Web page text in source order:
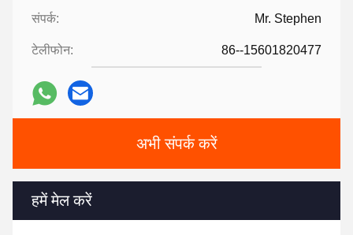
संपर्क: Mr. Stephen
टेलीफोन: 86--15601820477
अभी संपर्क करें
हमें मेल करें